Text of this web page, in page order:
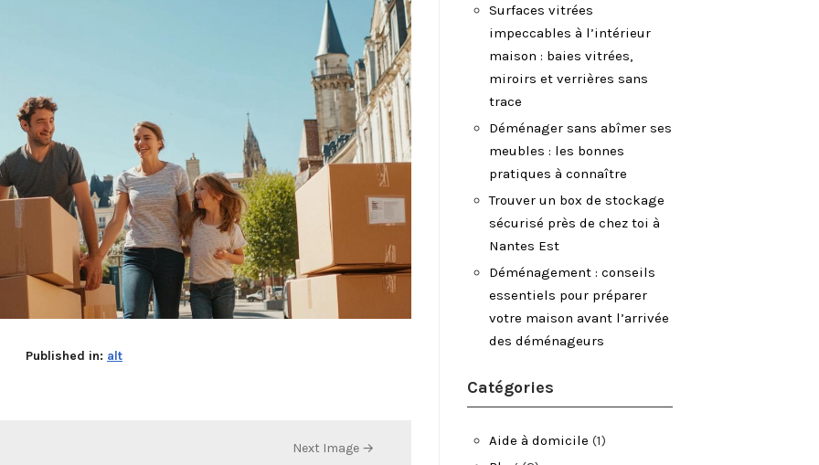
Published in: alt
Next Image →
Surfaces vitrées
impeccables à l’intérieur
maison : baies vitrées,
miroirs et verrières sans
trace
Déménager sans abîmer ses
meubles : les bonnes
pratiques à connaître
Trouver un box de stockage
sécurisé près de chez toi à
Nantes Est
Déménagement : conseils
essentiels pour préparer
votre maison avant l’arrivée
des déménageurs
Catégories
Aide à domicile (1)